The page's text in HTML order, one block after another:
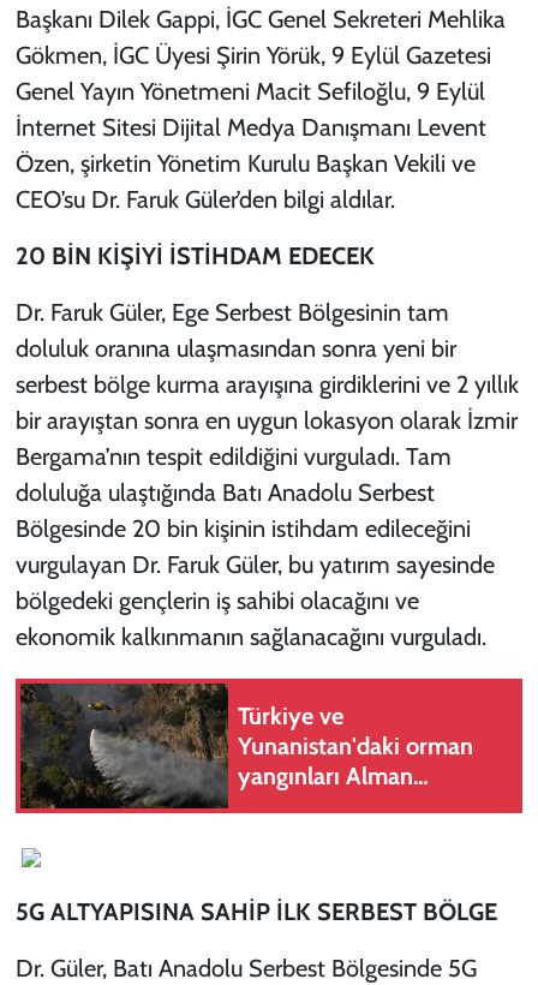
Başkanı Dilek Gappi, İGC Genel Sekreteri Mehlika
Gökmen, İGC Üyesi Şirin Yörük, 9 Eylül Gazetesi
Genel Yayın Yönetmeni Macit Sefiloğlu, 9 Eylül
İnternet Sitesi Dijital Medya Danışmanı Levent
Özen, şirketin Yönetim Kurulu Başkan Vekili ve
CEO’su Dr. Faruk Güler’den bilgi aldılar.
20 BİN KİŞİYİ İSTİHDAM EDECEK
Dr. Faruk Güler, Ege Serbest Bölgesinin tam
doluluk oranına ulaşmasından sonra yeni bir
serbest bölge kurma arayışına girdiklerini ve 2 yıllık
bir arayıştan sonra en uygun lokasyon olarak İzmir
Bergama’nın tespit edildiğini vurguladı. Tam
doluluğa ulaştığında Batı Anadolu Serbest
Bölgesinde 20 bin kişinin istihdam edileceğini
vurgulayan Dr. Faruk Güler, bu yatırım sayesinde
bölgedeki gençlerin iş sahibi olacağını ve
ekonomik kalkınmanın sağlanacağını vurguladı.
Türkiye ve
Yunanistan'daki orman
yangınları Alman
5G ALTYAPISINA SAHİP İLK SERBEST BÖLGE
Dr. Güler, Batı Anadolu Serbest Bölgesinde 5G